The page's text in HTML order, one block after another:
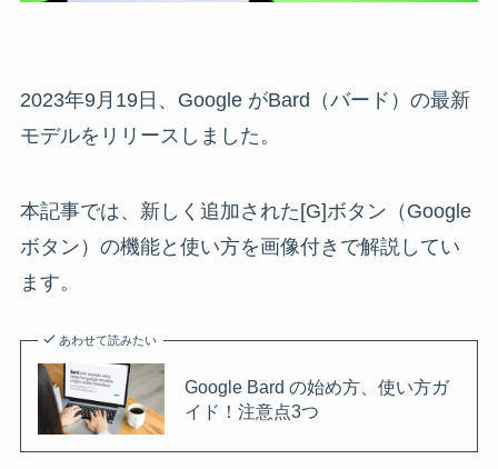
2023年9月19日、Google がBard（バード）の最新
モデルをリリースしました。
本記事では、新しく追加された[G]ボタン（Google
ボタン）の機能と使い方を画像付きで解説してい
ます。
あわせて読みたい
Google Bard の始め方、使い方ガ
イド！注意点3つ